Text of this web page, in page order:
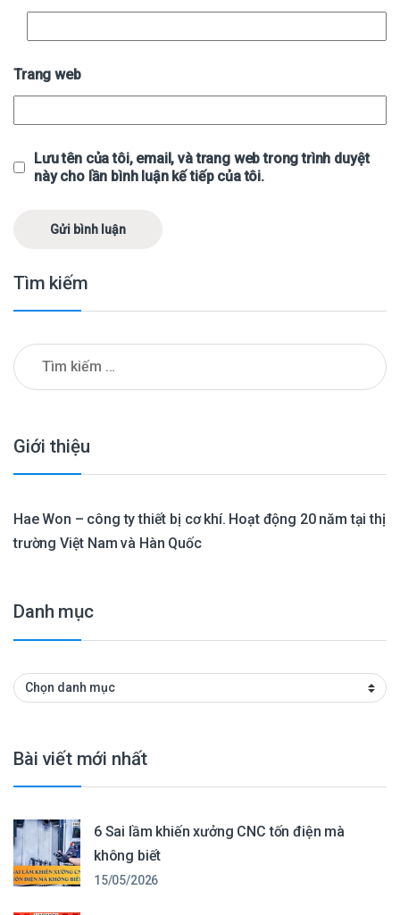
Trang web
Lưu tên của tôi, email, và trang web trong trình duyệt
này cho lần bình luận kế tiếp của tôi.
Tìm kiếm
Tìm kiếm cho:
Giới thiệu
Hae Won – công ty thiết bị cơ khí. Hoạt động 20 năm tại thị
trường Việt Nam và Hàn Quốc
Danh mục
Danh mục
Bài viết mới nhất
6 Sai lầm khiến xưởng CNC tốn điện mà
không biết
15/05/2026